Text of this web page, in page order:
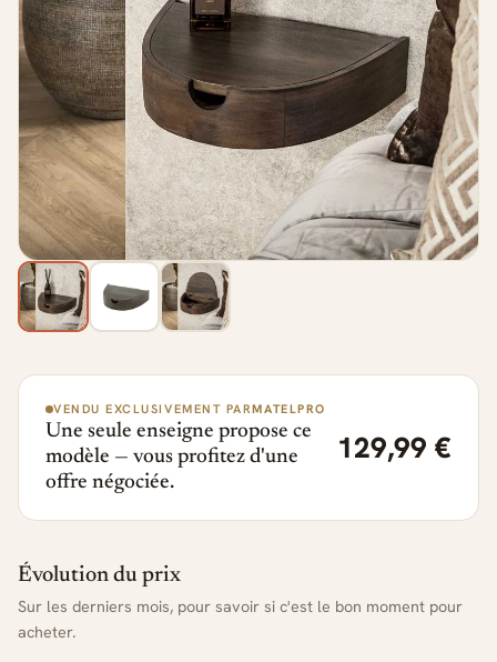
VENDU EXCLUSIVEMENT PARMATELPRO
Une seule enseigne propose ce
modèle — vous profitez d'une
offre négociée.
129,99 €
Évolution du prix
Sur les derniers mois, pour savoir si c'est le bon moment pour
acheter.